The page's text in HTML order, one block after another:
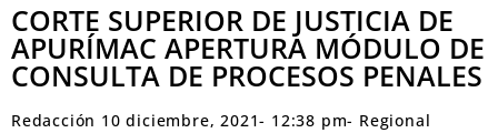
CORTE SUPERIOR DE JUSTICIA DE
APURÍMAC APERTURA MÓDULO DE
CONSULTA DE PROCESOS PENALES
Redacción 10 diciembre, 2021- 12:38 pm- Regional